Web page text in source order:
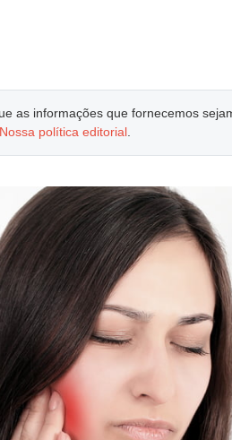
as informações que fornecemos
Nossa política editorial